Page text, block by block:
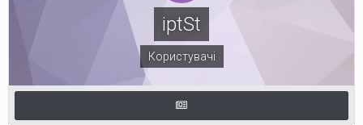
iptSt
Користувачі